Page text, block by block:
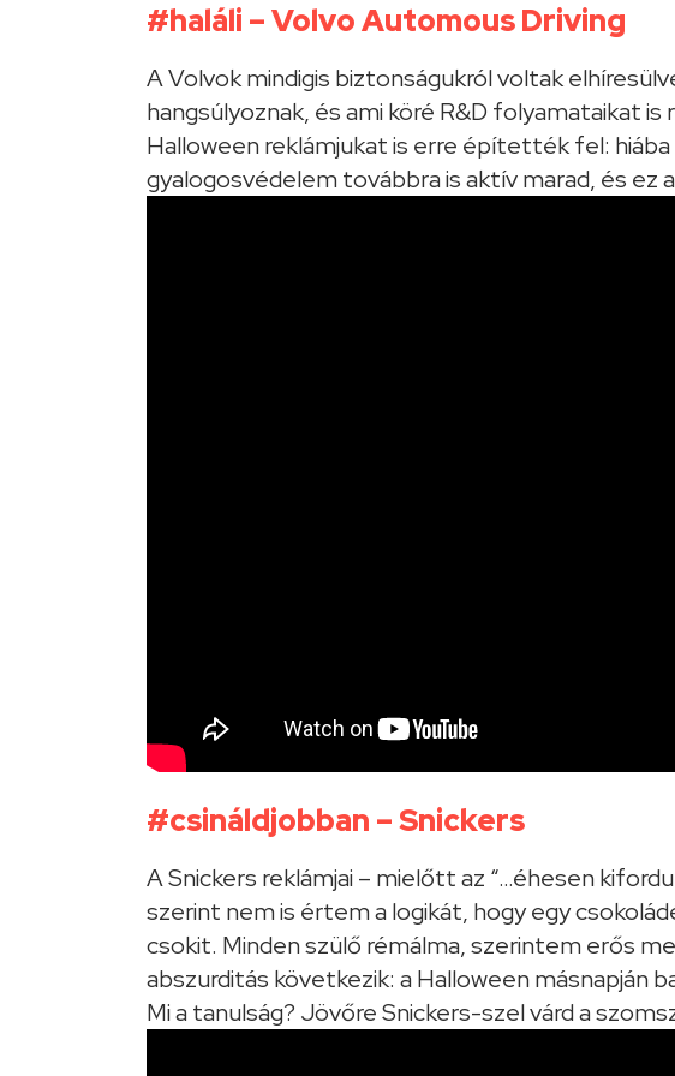
#haláli – Volvo Automous Driving
A Volvok mindigis biztonságukról voltak
hangsúlyoznak, és ami köré R&D folyamataikat
Halloween reklámjukat is erre építették fel:
gyalogosvédelem továbbra is aktív marad, és ez
#csináldjobban – Snickers
A Snickers reklámjai – mielőtt az “…éhesen
szerint nem is értem a logikát, hogy egy
csokit. Minden szülő rémálma, szerintem erős
abszurditás következik: a Halloween másnapján
Mi a tanulság? Jövőre Snickers-szel várd a